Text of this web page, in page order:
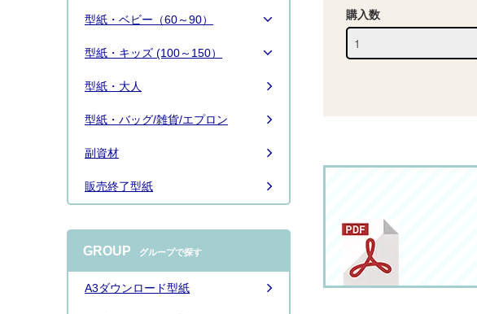
購入数
型紙・ベビー（60～90）
型紙・キッズ (100～150）
型紙・大人
型紙・バッグ/雑貨/エプロン
副資材
販売終了型紙
GROUP グループで探す
A3ダウンロード型紙